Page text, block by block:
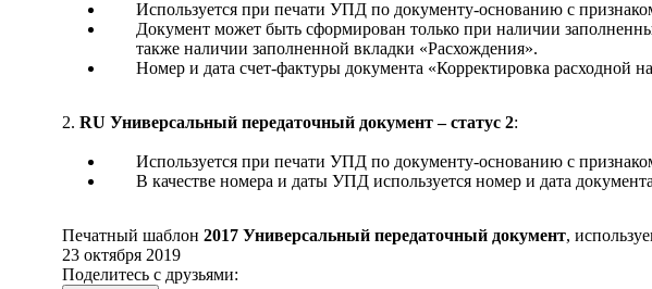
Используется при печати УПД по документу-основанию с
Документ может быть сформирован только при наличии
также наличии заполненной вкладки «Расхождения».
Номер и дата счет-фактуры документа «Корректировка расходной
2. RU Универсальный передаточный документ – статус 2:
Используется при печати УПД по документу-основанию с
В качестве номера и даты УПД используется номер и дата
Печатный шаблон 2017 Универсальный передаточный документ,
23 октября 2019
Поделитесь с друзьями: